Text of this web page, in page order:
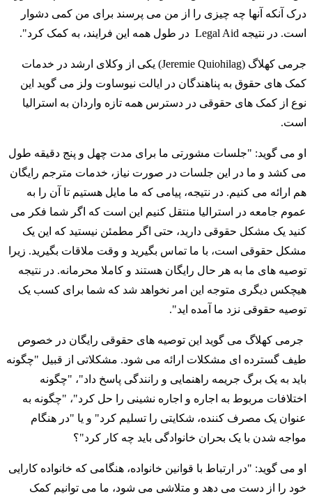
درک آنکه آنها چه چیزی را از من می پرسند برای من کمی دشوار
است. در نتیجه Legal Aid در طول همه این فرایند، به کمک کرد".
جرمی کهلاگ (Jeremie Quiohilag) یکی از وکلای ارشد در خدمات
کمک های حقوق به پناهندگان در ایالت نیوساوت ولز می گوید این
نوع از کمک های حقوقی در دسترس همه تازه واردان به استرالیا
است.
او می گوید: "جلسات مشورتی ما برای مدت چهل و پنج دقیقه طول
می کشد و ما در این جلسات در صورت نیاز، خدمات مترجم رایگان
هم ارائه می کنیم. در نتیجه، پیامی که ما مایل هستیم تا آن را به
عموم جامعه در استرالیا منتقل کنیم این است که اگر شما فکر می
کنید یک مشکل حقوقی دارید، حتی اگر مطمئن نیستید که این یک
مشکل حقوقی است، با ما تماس بگیرید و وقت ملاقات بگیرید. زیرا
توصیه های ما به هر حال رایگان هستند و کاملا محرمانه. در نتیجه
هیچکس دیگری متوجه این امر نخواهد شد که شما برای کسب یک
توصیه حقوقی نزد ما آمده اید".
جرمی کهلاگ می گوید این توصیه های حقوقی رایگان در خصوص
طیف گسترده ای مشکلات ارائه می شود. مشکلاتی از قبیل "چگونه
باید به یک برگ جریمه راهنمایی و رانندگی پاسخ داد"، "چگونه
اختلافات مربوط به اجاره و اجاره نشینی را حل کرد"، "چگونه به
عنوان یک مصرف کننده، شکایتی را تسلیم کرد" و یا "در هنگام
مواجه شدن با یک بحران خانوادگی باید چه کار کرد"؟
او می گوید: "در ارتباط با قوانین خانواده، هنگامی که خانواده کارایی
خود را از دست می دهد و متلاشی می شود، ما می توانیم کمک